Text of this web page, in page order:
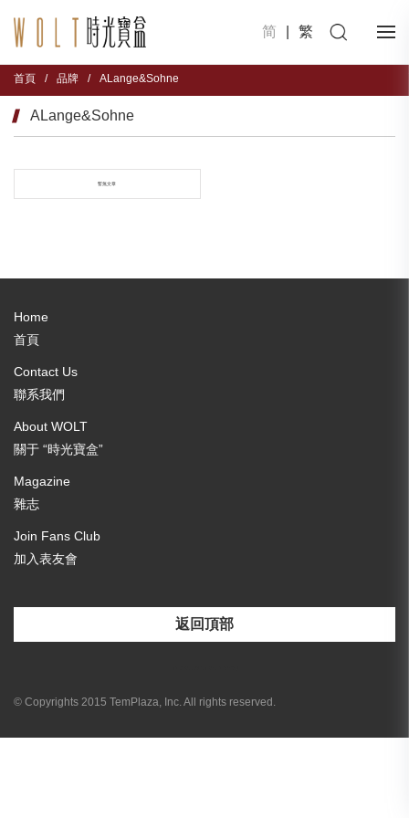
简 繁
首頁 / 品牌 / ALange&Sohne
ALange&Sohne
暫無文章
Home
首頁
Contact Us
聯系我們
About WOLT
關于 “時光寶盒”
Magazine
雜志
Join Fans Club
加入表友會
返回頂部
© Copyrights 2015 TemPlaza, Inc. All rights reserved.